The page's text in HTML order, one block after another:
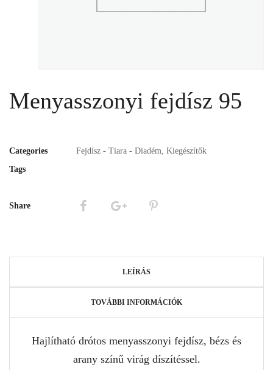
Menyasszonyi fejdísz 95
Categories Fejdísz - Tiara - Diadém, Kiegészítők
Tags
Share
LEÍRÁS
TOVÁBBI INFORMÁCIÓK
Hajlítható drótos menyasszonyi fejdísz, bézs és
arany színű virág díszítéssel.